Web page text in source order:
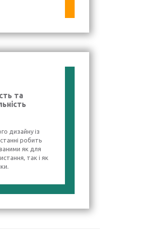
та
дизайну із
робить
як для
так і як